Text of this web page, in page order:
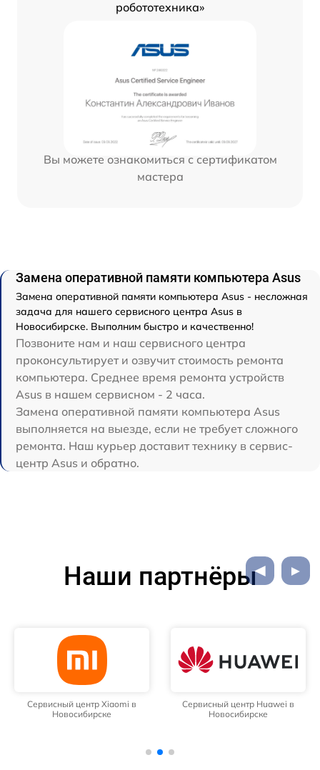
робототехника»
Вы можете ознакомиться с сертификатом
мастера
Замена оперативной памяти компьютера Asus
Замена оперативной памяти компьютера Asus - несложная
задача для нашего сервисного центра Asus в
Новосибирске. Выполним быстро и качественно!
Позвоните нам и наш сервисного центра
проконсультирует и озвучит стоимость ремонта
компьютера. Среднее время ремонта устройств
Asus в нашем сервисном - 2 часа.
Замена оперативной памяти компьютера Asus
выполняется на выезде, если не требует сложного
ремонта. Наш курьер доставит технику в сервис-
центр Asus и обратно.
Наши партнёры
Сервисный центр Xiaomi в
Новосибирске
Сервисный центр Huawei в
Новосибирске